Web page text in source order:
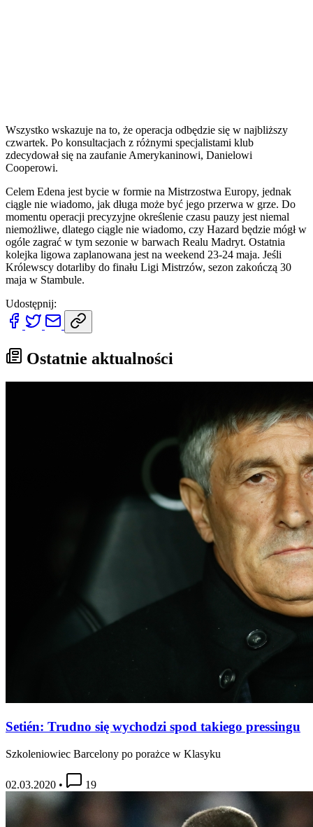
Wszystko wskazuje na to, że operacja odbędzie się w najbliższy
czwartek. Po konsultacjach z różnymi specjalistami klub
zdecydował się na zaufanie Amerykaninowi, Danielowi
Cooperowi.
Celem Edena jest bycie w formie na Mistrzostwa Europy, jednak
ciągle nie wiadomo, jak długa może być jego przerwa w grze. Do
momentu operacji precyzyjne określenie czasu pauzy jest niemal
niemożliwe, dlatego ciągle nie wiadomo, czy Hazard będzie mógł w
ogóle zagrać w tym sezonie w barwach Realu Madryt. Ostatnia
kolejka ligowa zaplanowana jest na weekend 23-24 maja. Jeśli
Królewscy dotarliby do finału Ligi Mistrzów, sezon zakończą 30
maja w Stambule.
Udostępnij:
Ostatnie aktualności
Setién: Trudno się wychodzi spod takiego pressingu
Szkoleniowiec Barcelony po porażce w Klasyku
02.03.2020 • 19